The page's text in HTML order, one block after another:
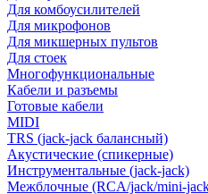
Для комбоусилителей
Для микрофонов
Для микшерных пультов
Для стоек
Многофункциональные
Кабели и разъемы
Готовые кабели
MIDI
TRS (jack-jack балансный)
Акустические (спикерные)
Инструментальные (jack-jack)
Межблочные (RCA/jack/mini-